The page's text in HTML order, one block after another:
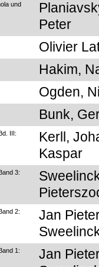
und
Peter
Olivier
Hakim,
Ogden,
Bunk,
III:
Kerll,
Kaspar
3:
2:
Jan
1:
Jan